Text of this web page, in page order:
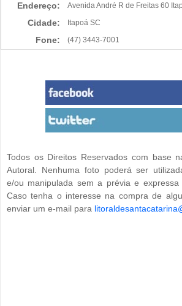
Endereço: Avenida André R de Freitas 60
Cidade: Itapoá SC
Fone: (47) 3443-7001
Todos os Direitos Reservados com base
Autoral. Nenhuma foto poderá ser
e/ou manipulada sem a prévia e expressa
Caso tenha o interesse na compra de
enviar um e-mail para